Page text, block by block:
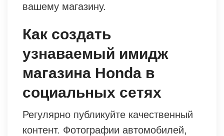
вашему магазину.
Как создать
узнаваемый имидж
магазина Honda в
социальных сетях
Регулярно публикуйте качественный
контент. Фотографии автомобилей,